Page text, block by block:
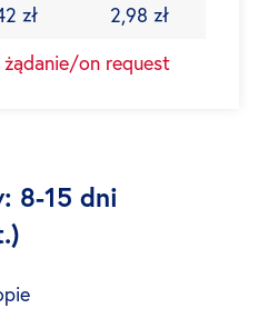
zł
2,98 zł
żądanie/on request
8-15 dni